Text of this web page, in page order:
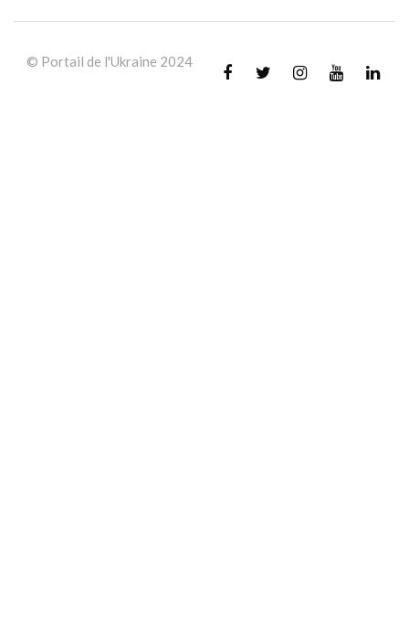
© Portail de l'Ukraine 2024